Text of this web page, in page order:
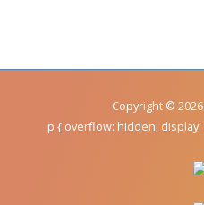
Copyright ©
p { overflow: hidden;